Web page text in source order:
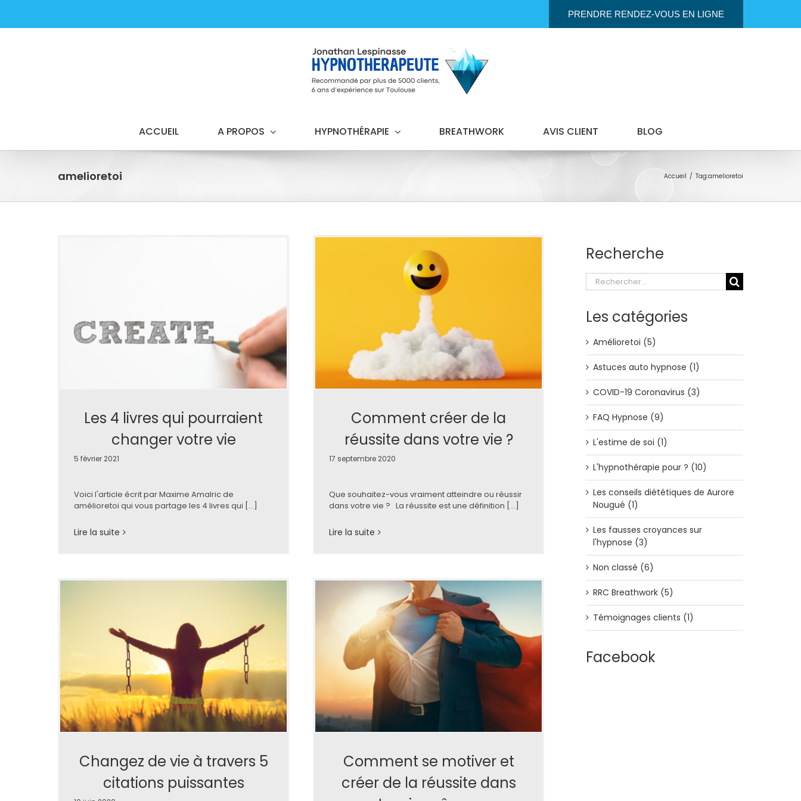
PRENDRE RENDEZ-VOUS EN LIGNE
ACCUEIL A PROPOS HYPNOTHÉRAPIE BREATHWORK AVIS CLIENT BLOG
amelioretoi Accueil Tag:amelioretoi
Les 4 livres qui pourraient
changer votre vie
5 février 2021
Voici l'article écrit par Maxime Amalric de
amélioretoi qui vous partage les 4 livres qui [...]
Lire la suite
Comment créer de la
réussite dans votre vie ?
17 septembre 2020
Que souhaitez-vous vraiment atteindre ou réussir
dans votre vie ? La réussite est une définition [...]
Lire la suite
Changez de vie à travers 5
citations puissantes
Comment se motiver et
créer de la réussite dans
Recherche
Rechercher:
Les catégories
Amélioretoi (5)
Astuces auto hypnose (1)
COVID-19 Coronavirus (3)
FAQ Hypnose (9)
L'estime de soi (1)
L'hypnothérapie pour ? (10)
Les conseils diététiques de Aurore
Nougué (1)
Les fausses croyances sur
l'hypnose (3)
Non classé (6)
RRC Breathwork (5)
Témoignages clients (1)
Facebook